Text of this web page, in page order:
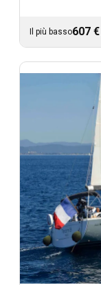
Il più basso607 €